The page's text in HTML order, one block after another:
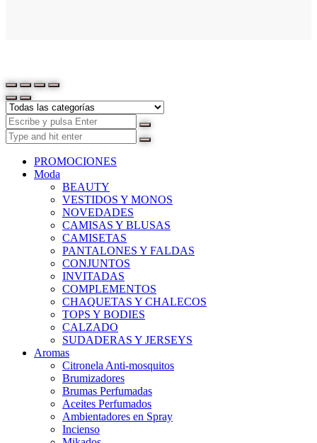
PROMOCIONES
Moda
BEAUTY
VESTIDOS Y MONOS
NOVEDADES
CAMISAS Y BLUSAS
CAMISETAS
PANTALONES Y FALDAS
CONJUNTOS
INVITADAS
COMPLEMENTOS
CHAQUETAS Y CHALECOS
TOPS Y BODIES
CALZADO
SUDADERAS Y JERSEYS
Aromas
Citronela Anti-mosquitos
Brumizadores
Brumas Perfumadas
Aceites Perfumados
Ambientadores en Spray
Incienso